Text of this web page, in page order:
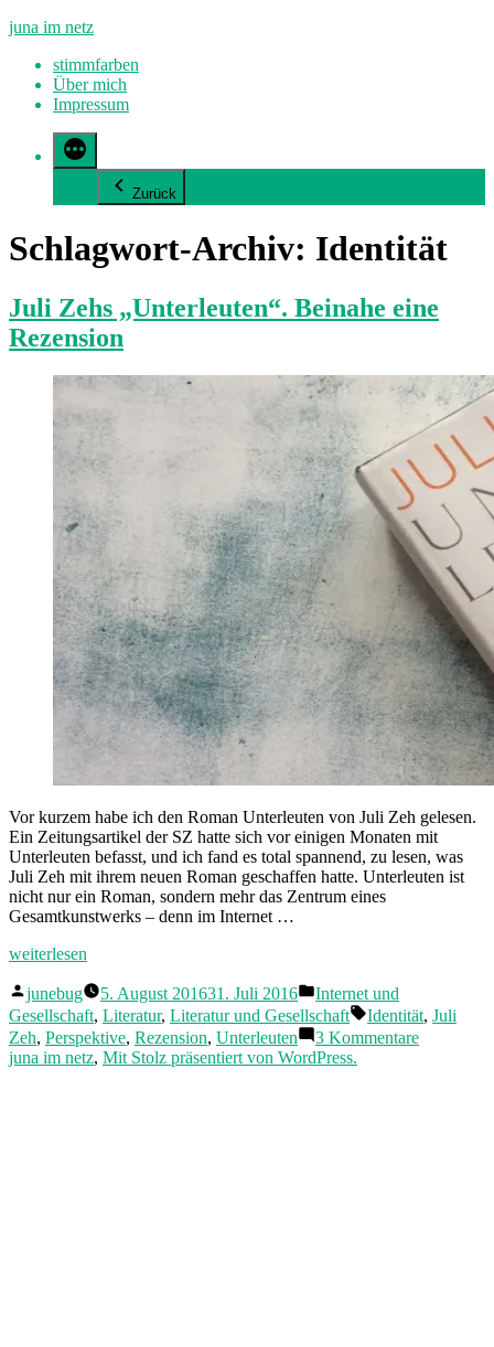
Zum
springen
juna im netz
stimmfarben
Über mich
Impressum
Zurück
Schlagwort-Archiv: Identität
Juli Zehs „Unterleuten“. Beinahe eine
Rezension
Vor kurzem habe ich den Roman Unterleuten von Juli Zeh gelesen.
Ein Zeitungsartikel der SZ hatte sich vor einigen Monaten mit
Unterleuten befasst, und ich fand es total spannend, zu lesen, was
Juli Zeh mit ihrem neuen Roman geschaffen hatte. Unterleuten ist
nicht nur ein Roman, sondern mehr das Zentrum eines
Gesamtkunstwerks – denn im Internet …
„Juli
„Unterleuten“.
Beinahe
eine
Rezension“
weiterlesen
Veröffentlicht
von
junebug 5. August 201631. Juli 2016
Veröffentlicht
in
Internet und
Gesellschaft, Literatur, Literatur und Gesellschaft Schlagwörter:
Identität, Juli
Zeh, Perspektive, Rezension, Unterleuten 3 Kommentarezu
juna im netz, Mit Stolz präsentiert von WordPress.